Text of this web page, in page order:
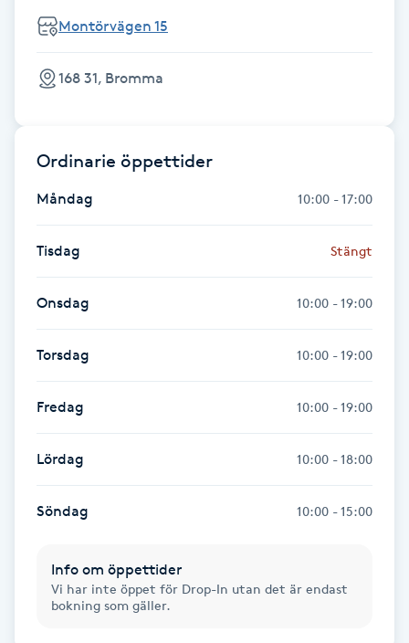
Healing
Herrklippning
Hollywood Peel
Hot Stone Massage
Hot yoga
Hudföryngring
Huduppstramning
Hypnos
Montörvägen 15
168 31, Bromma
Ordinarie öppettider
Måndag 10:00 - 17:00
Tisdag Stängt
Onsdag 10:00 - 19:00
Torsdag 10:00 - 19:00
Fredag 10:00 - 19:00
Lördag 10:00 - 18:00
Söndag 10:00 - 15:00
Info om öppettider
Vi har inte öppet för Drop-In utan det är endast
bokning som gäller.